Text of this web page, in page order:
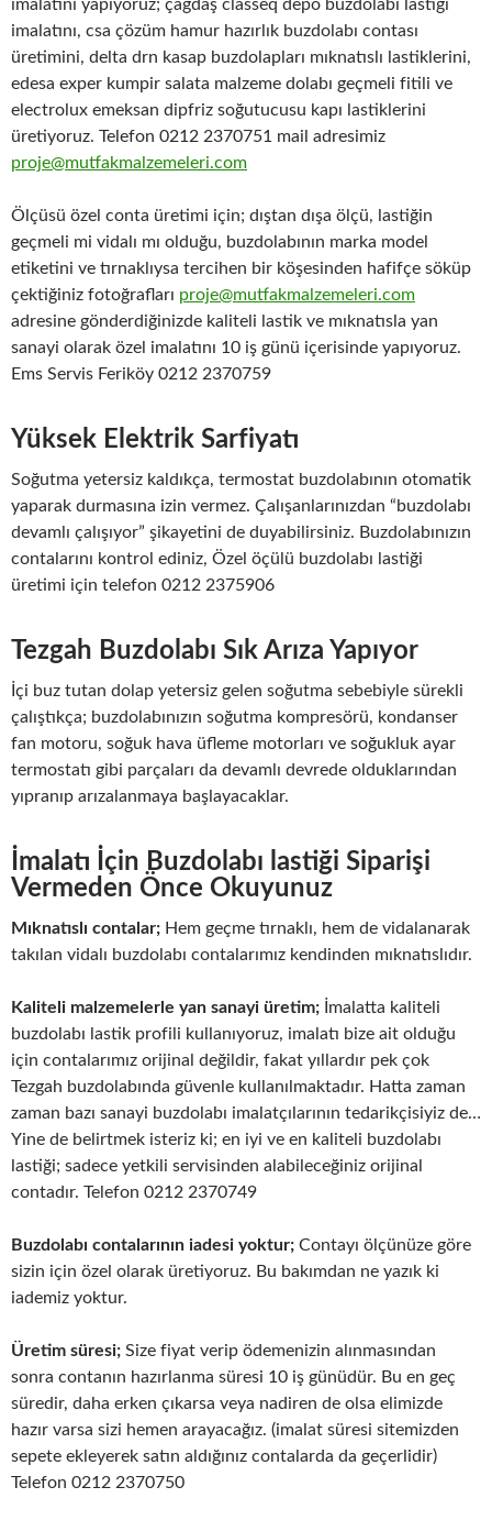
imalatını yapıyoruz; çağdaş classeq depo buzdolabı lastiği
imalatını, csa çözüm hamur hazırlık buzdolabı contası
üretimini, delta drn kasap buzdolapları mıknatıslı lastiklerini,
edesa exper kumpir salata malzeme dolabı geçmeli fitili ve
electrolux emeksan dipfriz soğutucusu kapı lastiklerini
üretiyoruz. Telefon 0212 2370751 mail adresimiz
proje@mutfakmalzemeleri.com
Ölçüsü özel conta üretimi için; dıştan dışa ölçü, lastiğin
geçmeli mi vidalı mı olduğu, buzdolabının marka model
etiketini ve tırnaklıysa tercihen bir köşesinden hafifçe söküp
çektiğiniz fotoğrafları proje@mutfakmalzemeleri.com
adresine gönderdiğinizde kaliteli lastik ve mıknatısla yan
sanayi olarak özel imalatını 10 iş günü içerisinde yapıyoruz.
Ems Servis Feriköy 0212 2370759
Yüksek Elektrik Sarfiyatı
Soğutma yetersiz kaldıkça, termostat buzdolabının otomatik
yaparak durmasına izin vermez. Çalışanlarınızdan “buzdolabı
devamlı çalışıyor” şikayetini de duyabilirsiniz. Buzdolabınızın
contalarını kontrol ediniz, Özel öçülü buzdolabı lastiği
üretimi için telefon 0212 2375906
Tezgah Buzdolabı Sık Arıza Yapıyor
İçi buz tutan dolap yetersiz gelen soğutma sebebiyle sürekli
çalıştıkça; buzdolabınızın soğutma kompresörü, kondanser
fan motoru, soğuk hava üfleme motorları ve soğukluk ayar
termostatı gibi parçaları da devamlı devrede olduklarından
yıpranıp arızalanmaya başlayacaklar.
İmalatı İçin Buzdolabı lastiği Siparişi
Vermeden Önce Okuyunuz
Mıknatıslı contalar; Hem geçme tırnaklı, hem de vidalanarak
takılan vidalı buzdolabı contalarımız kendinden mıknatıslıdır.
Kaliteli malzemelerle yan sanayi üretim; İmalatta kaliteli
buzdolabı lastik profili kullanıyoruz, imalatı bize ait olduğu
için contalarımız orijinal değildir, fakat yıllardır pek çok
Tezgah buzdolabında güvenle kullanılmaktadır. Hatta zaman
zaman bazı sanayi buzdolabı imalatçılarının tedarikçisiyiz de…
Yine de belirtmek isteriz ki; en iyi ve en kaliteli buzdolabı
lastiği; sadece yetkili servisinden alabileceğiniz orijinal
contadır. Telefon 0212 2370749
Buzdolabı contalarının iadesi yoktur; Contayı ölçünüze göre
sizin için özel olarak üretiyoruz. Bu bakımdan ne yazık ki
iademiz yoktur.
Üretim süresi; Size fiyat verip ödemenizin alınmasından
sonra contanın hazırlanma süresi 10 iş günüdür. Bu en geç
süredir, daha erken çıkarsa veya nadiren de olsa elimizde
hazır varsa sizi hemen arayacağız. (imalat süresi sitemizden
sepete ekleyerek satın aldığınız contalarda da geçerlidir)
Telefon 0212 2370750